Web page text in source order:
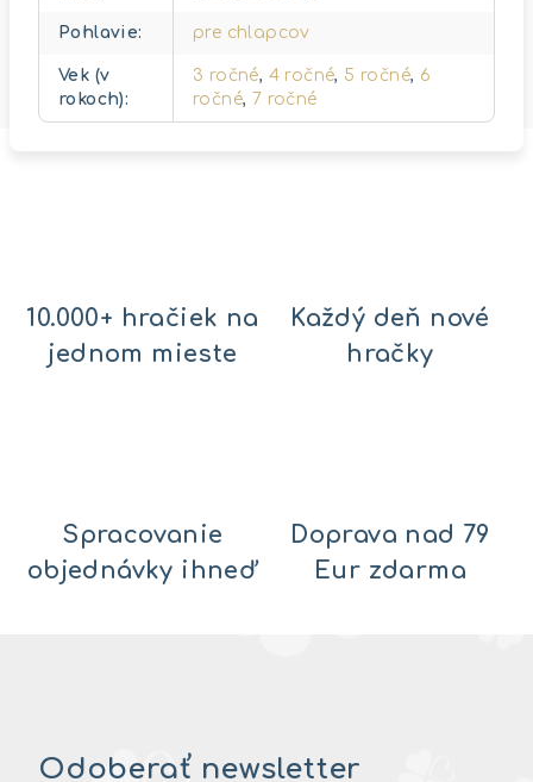
Pohlavie: pre chlapcov
Vek (v
rokoch):
3 ročné, 4 ročné, 5 ročné, 6
ročné, 7 ročné
10.000+ hračiek na
jednom mieste
Každý deň nové
hračky
Spracovanie
objednávky ihneď
Doprava nad 79
Eur zdarma
Odoberať newsletter